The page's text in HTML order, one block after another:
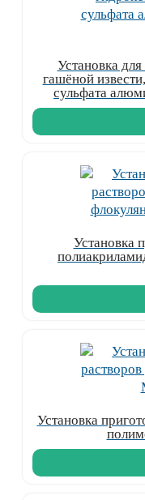
Установка
гашёной
сульфата
Установка
Установка